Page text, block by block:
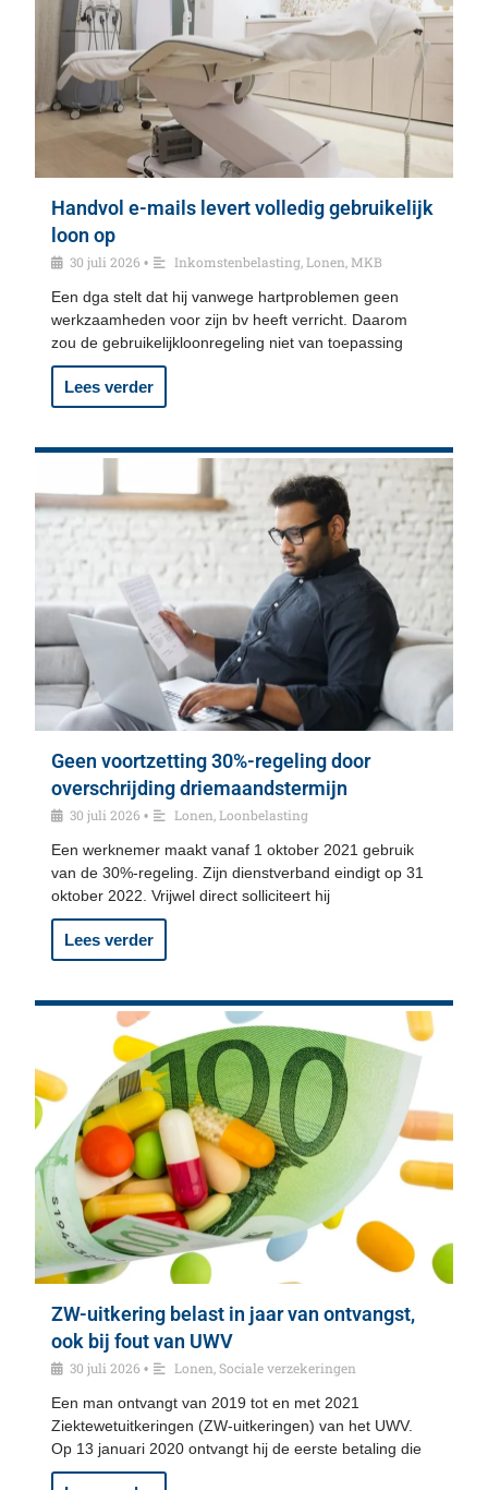
Handvol e-mails levert volledig gebruikelijk
loon op
30 juli 2026 • Inkomstenbelasting,Lonen,MKB
Een dga stelt dat hij vanwege hartproblemen geen
werkzaamheden voor zijn bv heeft verricht. Daarom
zou de gebruikelijkloonregeling niet van toepassing
Lees verder
Geen voortzetting 30%-regeling door
overschrijding driemaandstermijn
30 juli 2026 • Lonen,Loonbelasting
Een werknemer maakt vanaf 1 oktober 2021 gebruik
van de 30%-regeling. Zijn dienstverband eindigt op 31
oktober 2022. Vrijwel direct solliciteert hij
Lees verder
ZW-uitkering belast in jaar van ontvangst,
ook bij fout van UWV
30 juli 2026 • Lonen,Sociale verzekeringen
Een man ontvangt van 2019 tot en met 2021
Ziektewetuitkeringen (ZW-uitkeringen) van het UWV.
Op 13 januari 2020 ontvangt hij de eerste betaling die